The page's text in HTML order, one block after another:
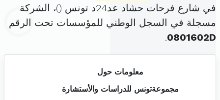
في شارع فرحات حشاد عد24د تونس (
)، الشركة
مسجلة في السجل الوطني للمؤسسات تحت الرقم
0801602D
.
معلومات حول
مجموعةتونس للدراسات والأستشارة